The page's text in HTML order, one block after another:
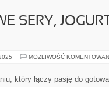
SERY,
MOŻLIWOŚĆ
który łączy pasję do